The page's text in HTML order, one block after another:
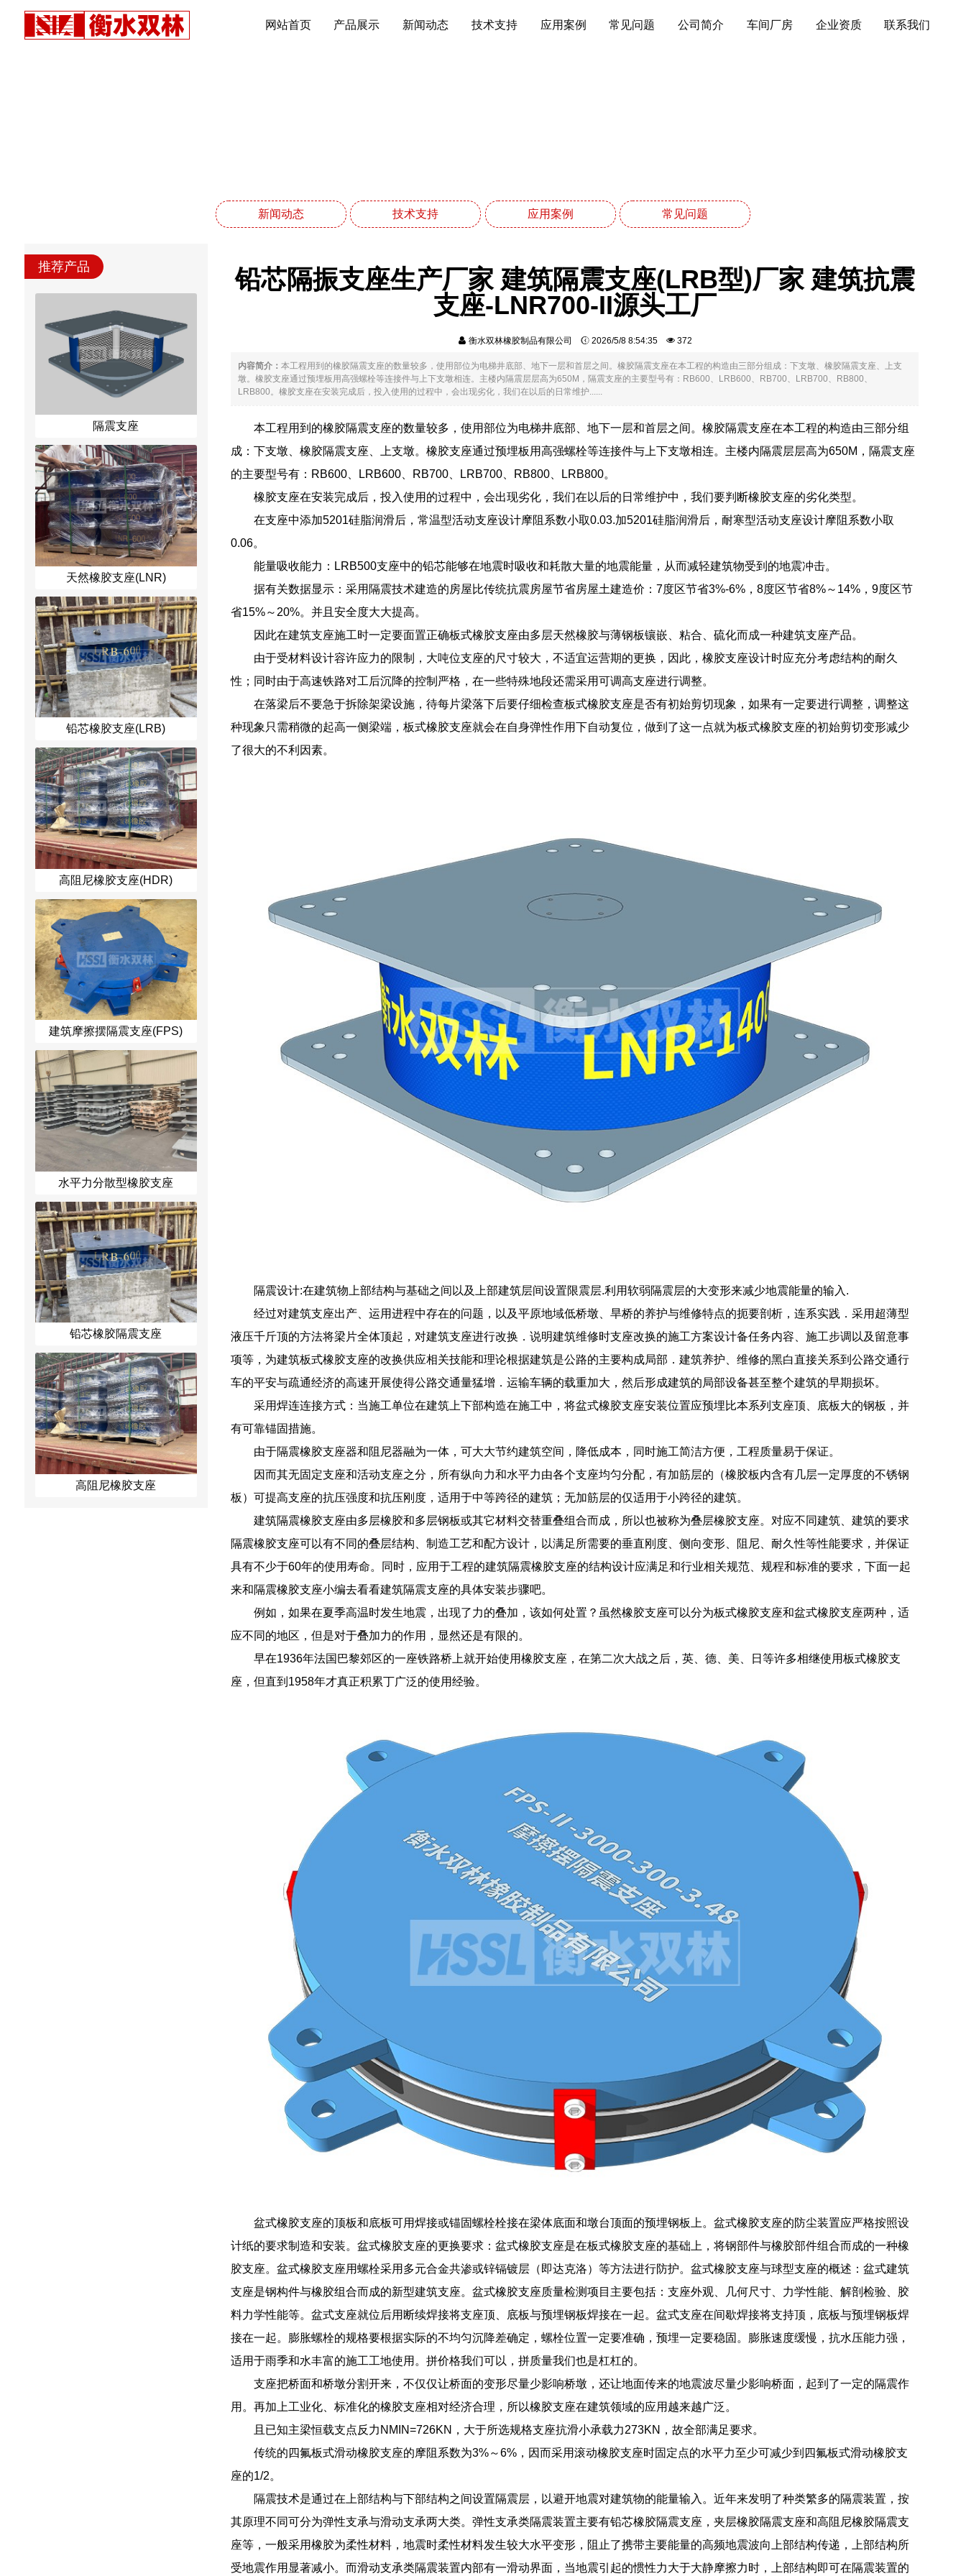
网站首页 产品展示 新闻动态 技术支持 应用案例 常见问题 公司简介 车间厂房 企业资质 联系我们
新闻动态 技术支持 应用案例 常见问题
推荐产品
隔震支座
天然橡胶支座(LNR)
铅芯橡胶支座(LRB)
高阻尼橡胶支座(HDR)
建筑摩擦摆隔震支座(FPS)
水平力分散型橡胶支座
铅芯橡胶隔震支座
高阻尼橡胶支座
铅芯隔振支座生产厂家 建筑隔震支座(LRB型)厂家 建筑抗震
支座-LNR700-II源头工厂
衡水双林橡胶制品有限公司 2026/5/8 8:54:35 372
内容简介： 本工程用到的橡胶隔震支座的数量较多，使用部位为电梯井底部、地下一层和首层之间。橡胶隔震支座在本工程的构造由三部分组成：下支墩、橡胶隔震支座、上支
墩。橡胶支座通过预埋板用高强螺栓等连接件与上下支墩相连。主楼内隔震层层高为650M，隔震支座的主要型号有：RB600、LRB600、RB700、LRB700、RB800、
LRB800。橡胶支座在安装完成后，投入使用的过程中，会出现劣化，我们在以后的日常维护......
本工程用到的橡胶隔震支座的数量较多，使用部位为电梯井底部、地下一层和首层之间。橡胶隔震支座在本工程的构造由三部分组
成：下支墩、橡胶隔震支座、上支墩。橡胶支座通过预埋板用高强螺栓等连接件与上下支墩相连。主楼内隔震层层高为650M，隔震支座
的主要型号有：RB600、LRB600、RB700、LRB700、RB800、LRB800。
橡胶支座在安装完成后，投入使用的过程中，会出现劣化，我们在以后的日常维护中，我们要判断橡胶支座的劣化类型。
在支座中添加5201硅脂润滑后，常温型活动支座设计摩阻系数小取0.03.加5201硅脂润滑后，耐寒型活动支座设计摩阻系数小取
0.06。
能量吸收能力：LRB500支座中的铅芯能够在地震时吸收和耗散大量的地震能量，从而减轻建筑物受到的地震冲击。
据有关数据显示：采用隔震技术建造的房屋比传统抗震房屋节省房屋土建造价：7度区节省3%-6%，8度区节省8%～14%，9度区节
省15%～20%。并且安全度大大提高。
因此在建筑支座施工时一定要面置正确板式橡胶支座由多层天然橡胶与薄钢板镶嵌、粘合、硫化而成一种建筑支座产品。
由于受材料设计容许应力的限制，大吨位支座的尺寸较大，不适宜运营期的更换，因此，橡胶支座设计时应充分考虑结构的耐久
性；同时由于高速铁路对工后沉降的控制严格，在一些特殊地段还需采用可调高支座进行调整。
在落梁后不要急于拆除架梁设施，待每片梁落下后要仔细检查板式橡胶支座是否有初始剪切现象，如果有一定要进行调整，调整这
种现象只需稍微的起高一侧梁端，板式橡胶支座就会在自身弹性作用下自动复位，做到了这一点就为板式橡胶支座的初始剪切变形减少
了很大的不利因素。
隔震设计:在建筑物上部结构与基础之间以及上部建筑层间设置限震层.利用软弱隔震层的大变形来减少地震能量的输入.
经过对建筑支座出产、运用进程中存在的问题，以及平原地域低桥墩、旱桥的养护与维修特点的扼要剖析，连系实践．采用超薄型
液压千斤顶的方法将梁片全体顶起，对建筑支座进行改换．说明建筑维修时支座改换的施工方案设计备任务内容、施工步调以及留意事
项等，为建筑板式橡胶支座的改换供应相关技能和理论根据建筑是公路的主要构成局部．建筑养护、维修的黑白直接关系到公路交通行
车的平安与疏通经济的高速开展使得公路交通量猛增．运输车辆的载重加大，然后形成建筑的局部设备甚至整个建筑的早期损坏。
采用焊连连接方式：当施工单位在建筑上下部构造在施工中，将盆式橡胶支座安装位置应预埋比本系列支座顶、底板大的钢板，并
有可靠锚固措施。
由于隔震橡胶支座器和阻尼器融为一体，可大大节约建筑空间，降低成本，同时施工简洁方便，工程质量易于保证。
因而其无固定支座和活动支座之分，所有纵向力和水平力由各个支座均匀分配，有加筋层的（橡胶板内含有几层一定厚度的不锈钢
板）可提高支座的抗压强度和抗压刚度，适用于中等跨径的建筑；无加筋层的仅适用于小跨径的建筑。
建筑隔震橡胶支座由多层橡胶和多层钢板或其它材料交替重叠组合而成，所以也被称为叠层橡胶支座。对应不同建筑、建筑的要求
隔震橡胶支座可以有不同的叠层结构、制造工艺和配方设计，以满足所需要的垂直刚度、侧向变形、阻尼、耐久性等性能要求，并保证
具有不少于60年的使用寿命。同时，应用于工程的建筑隔震橡胶支座的结构设计应满足和行业相关规范、规程和标准的要求，下面一起
来和隔震橡胶支座小编去看看建筑隔震支座的具体安装步骤吧。
例如，如果在夏季高温时发生地震，出现了力的叠加，该如何处置？虽然橡胶支座可以分为板式橡胶支座和盆式橡胶支座两种，适
应不同的地区，但是对于叠加力的作用，显然还是有限的。
早在1936年法国巴黎郊区的一座铁路桥上就开始使用橡胶支座，在第二次大战之后，英、德、美、日等许多相继使用板式橡胶支
座，但直到1958年才真正积累丁广泛的使用经验。
盆式橡胶支座的顶板和底板可用焊接或锚固螺栓栓接在梁体底面和墩台顶面的预埋钢板上。盆式橡胶支座的防尘装置应严格按照设
计纸的要求制造和安装。盆式橡胶支座的更换要求：盆式橡胶支座是在板式橡胶支座的基础上，将钢部件与橡胶部件组合而成的一种橡
胶支座。盆式橡胶支座用螺栓采用多元合金共渗或锌镉镀层（即达克洛）等方法进行防护。盆式橡胶支座与球型支座的概述：盆式建筑
支座是钢构件与橡胶组合而成的新型建筑支座。盆式橡胶支座质量检测项目主要包括：支座外观、几何尺寸、力学性能、解剖检验、胶
料力学性能等。盆式支座就位后用断续焊接将支座顶、底板与预埋钢板焊接在一起。盆式支座在间歇焊接将支持顶，底板与预埋钢板焊
接在一起。膨胀螺栓的规格要根据实际的不均匀沉降差确定，螺栓位置一定要准确，预埋一定要稳固。膨胀速度缓慢，抗水压能力强，
适用于雨季和水丰富的施工工地使用。拼价格我们可以，拼质量我们也是杠杠的。
支座把桥面和桥墩分割开来，不仅仅让桥面的变形尽量少影响桥墩，还让地面传来的地震波尽量少影响桥面，起到了一定的隔震作
用。再加上工业化、标准化的橡胶支座相对经济合理，所以橡胶支座在建筑领域的应用越来越广泛。
且已知主梁恒载支点反力NMIN=726KN，大于所选规格支座抗滑小承载力273KN，故全部满足要求。
传统的四氟板式滑动橡胶支座的摩阻系数为3%～6%，因而采用滚动橡胶支座时固定点的水平力至少可减少到四氟板式滑动橡胶支
座的1/2。
隔震技术是通过在上部结构与下部结构之间设置隔震层，以避开地震对建筑物的能量输入。近年来发明了种类繁多的隔震装置，按
其原理不同可分为弹性支承与滑动支承两大类。弹性支承类隔震装置主要有铅芯橡胶隔震支座，夹层橡胶隔震支座和高阻尼橡胶隔震支
座等，一般采用橡胶为柔性材料，地震时柔性材料发生较大水平变形，阻止了携带主要能量的高频地震波向上部结构传递，上部结构所
受地震作用显著减小。而滑动支承类隔震装置内部有一滑动界面，当地震引起的惯性力大于大静摩擦力时，上部结构即可在隔震装置的